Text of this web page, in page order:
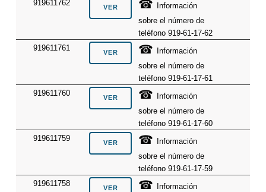
919611762
☎
Información
sobre el número de
teléfono 919-61-17-62
919611761
☎
Información
sobre el número de
teléfono 919-61-17-61
919611760
☎
Información
sobre el número de
teléfono 919-61-17-60
919611759
☎
Información
sobre el número de
teléfono 919-61-17-59
919611758
☎
Información